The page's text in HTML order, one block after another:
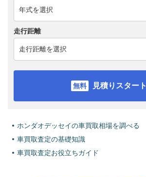
走行距離
見積りスタート
ホンダオデッセイの車買取相場を調べる
車買取査定の基礎知識
車買取査定お役立ちガイド